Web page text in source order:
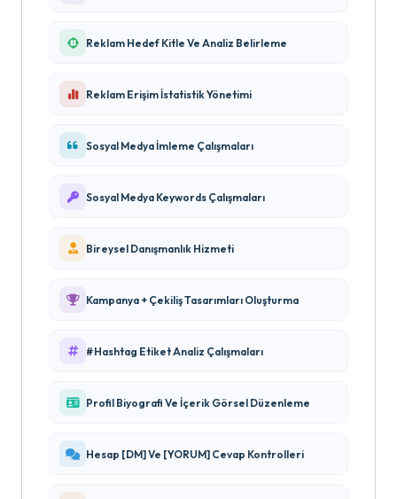
Reklam Hedef Kitle Ve Analiz Belirleme
Reklam Erişim İstatistik Yönetimi
Sosyal Medya İmleme Çalışmaları
Sosyal Medya Keywords Çalışmaları
Bireysel Danışmanlık Hizmeti
Kampanya + Çekiliş Tasarımları Oluşturma
#Hashtag Etiket Analiz Çalışmaları
Profil Biyografi Ve İçerik Görsel Düzenleme
Hesap [DM] Ve [YORUM] Cevap Kontrolleri